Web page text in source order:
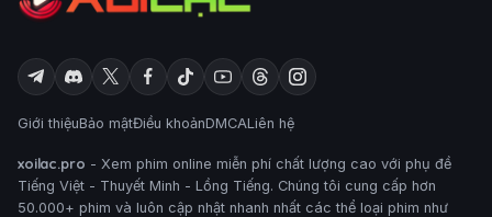
Giới thiệuBảo mậtĐiều khoảnDMCALiên hệ
xoilac.pro - Xem phim online miễn phí chất lượng cao với phụ đề
Tiếng Việt - Thuyết Minh - Lồng Tiếng. Chúng tôi cung cấp hơn
50.000+ phim và luôn cập nhật nhanh nhất các thể loại phim như